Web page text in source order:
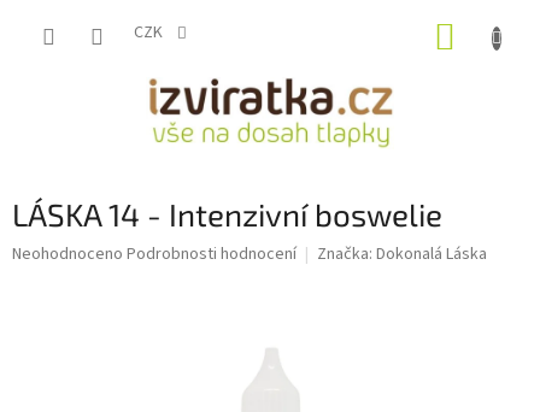
CZK
LÁSKA 14 - Intenzivní boswelie
Průměrné
Neohodnoceno Podrobnosti hodnocení Značka: Dokonalá Láska